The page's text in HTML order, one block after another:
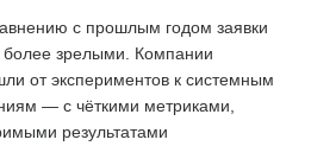
с прошлым годом заявки
более зрелыми. Компании
от экспериментов к системным
— с чёткими метриками,
результатами